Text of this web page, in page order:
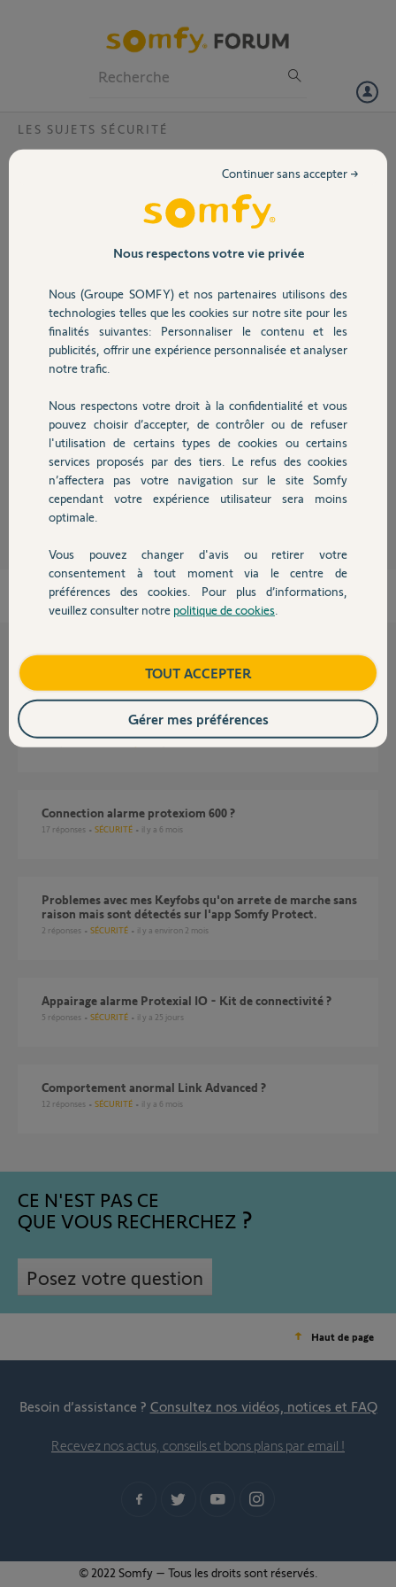
Volet
Sécurité
Domotique
Chauffage
Autres produits
Devis avec un pro
Contact
LES SUJETS SÉCURITÉ
clavier ne se connecte pas ala boxe?
bonjour .le clavier ne se connecte pas a ma boxe
Participer au fil de discussion
Réponses
Bonjour Danielle
De quel matériel parlez vous ?
JACKY M. il y a environ 2 ans
Questions liées
Connection Alarme suite à changement de Box ?
10réponses DOMOTIQUE il y a 3 mois
Connection alarme protexiom 600 ?
17 réponses SÉCURITÉ il y a 6 mois
Problemes avec mes Keyfobs qu'on arrete de marche sans
raison mais sont détectés sur l'app Somfy Protect.
2 réponses SÉCURITÉ il y a environ 2 mois
Appairage alarme Protexial IO - Kit de connectivité ?
5 réponses SÉCURITÉ il y a 25 jours
Comportement anormal Link Advanced ?
12 réponses SÉCURITÉ il y a 6 mois
CE N'EST PAS CE
QUE VOUS RECHERCHEZ
Posez votre question
Haut de page
Besoin d’assistance ? Consultez nos vidéos, notices et FAQ
Recevez nos actus, conseils et bons plans par email !
© 2022 Somfy – Tous les droits sont réservés.
Nous respectons votre vie privée
Nous (Groupe SOMFY) et nos partenaires utilisons des
technologies telles que les cookies sur notre site pour les
finalités suivantes: Personnaliser le contenu et les
publicités, offrir une expérience personnalisée et analyser
notre trafic.
Nous respectons votre droit à la confidentialité et vous
pouvez choisir d’accepter, de contrôler ou de refuser
l'utilisation de certains types de cookies ou certains
services proposés par des tiers. Le refus des cookies
n’affectera pas votre navigation sur le site Somfy
cependant votre expérience utilisateur sera moins
optimale.
Vous pouvez changer d'avis ou retirer votre
consentement à tout moment via le centre de
préférences des cookies. Pour plus d’informations,
veuillez consulter notre politique de cookies
Continuer sans accepter →
TOUT ACCEPTER
Gérer mes préférences